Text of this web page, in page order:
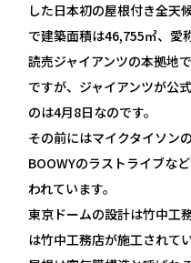
した日本初の屋根付き全天
で建築面積は46,755㎡、愛
読売ジャイアンツの本拠地
ですが、ジャイアンツが公
のは4月8日なのです。
その前にはマイクタイソン
BOOWYのラストライブな
われています。
東京ドームの設計は竹中工
は竹中工務店が施工されてい